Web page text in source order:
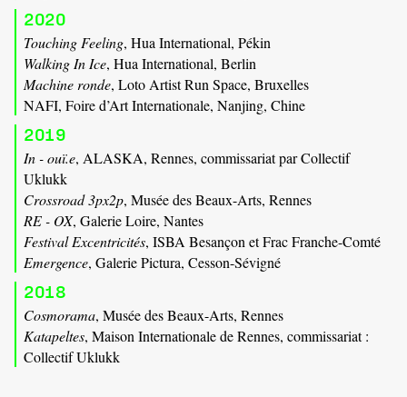
2020
Touching Feeling, Hua International, Pékin
Walking In Ice, Hua International, Berlin
Machine ronde, Loto Artist Run Space, Bruxelles
NAFI, Foire d’Art Internationale, Nanjing, Chine
2019
In - ouï.e, ALASKA, Rennes, commissariat par Collectif
Uklukk
Crossroad 3px2p, Musée des Beaux-Arts, Rennes
RE - OX, Galerie Loire, Nantes
Festival Excentricités, ISBA Besançon et Frac Franche-Comté
Emergence, Galerie Pictura, Cesson-Sévigné
2018
Cosmorama, Musée des Beaux-Arts, Rennes
Katapeltes, Maison Internationale de Rennes, commissariat :
Collectif Uklukk